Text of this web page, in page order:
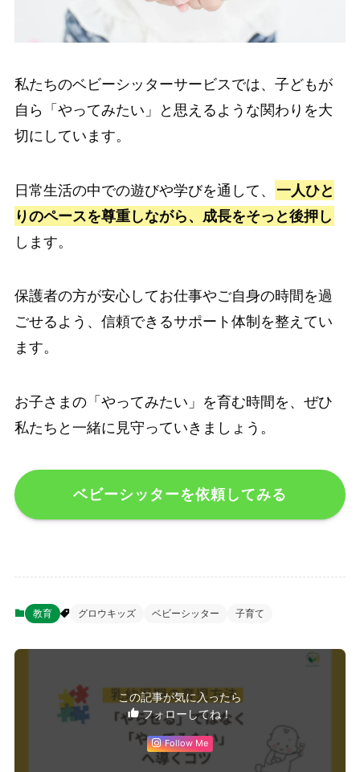
私たちのベビーシッターサービスでは、子どもが
自ら「やってみたい」と思えるような関わりを大
切にしています。
日常生活の中での遊びや学びを通して、 一人ひと
りのペースを尊重しながら、成長をそっと後押し
します。
保護者の方が安心してお仕事やご自身の時間を過
ごせるよう、信頼できるサポート体制を整えてい
ます。
お子さまの「やってみたい」を育む時間を、ぜひ
私たちと一緒に見守っていきましょう。
ベビーシッターを依頼してみる
教育 グロウキッズ ベビーシッター 子育て
この記事が気に入ったら
フォローしてね！
Follow Me